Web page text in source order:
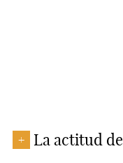
+ La actitud